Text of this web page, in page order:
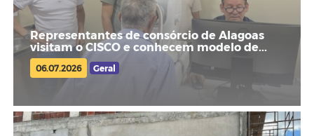
Representantes de consórcio de Alagoas
visitam o CISCO e conhecem modelo de...
06.07.2026 Geral